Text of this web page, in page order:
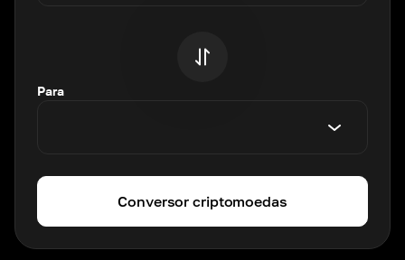
Para
Conversor criptomoedas